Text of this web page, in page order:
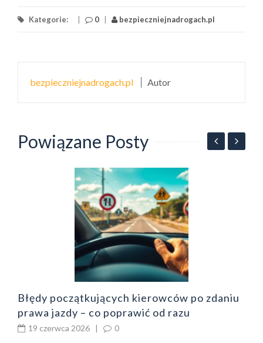
Kategorie: 0 bezpieczniejnadrogach.pl
bezpieczniejnadrogach.pl Autor
Powiązane Posty
Błędy początkujących kierowców po zdaniu
prawa jazdy – co poprawić od razu
19 czerwca 2026 | 0